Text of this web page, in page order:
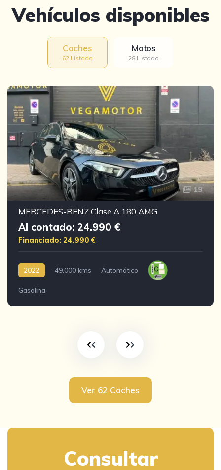
Vehículos disponibles
Coches
62 Listado
Motos
28 Listado
19
MERCEDES-BENZ Clase A 180 AMG
Al contado: 24.990 €
Financiado: 24.990 €
2022 49.000 kms Automático
Gasolina
Ver 62 Coches
Consultar